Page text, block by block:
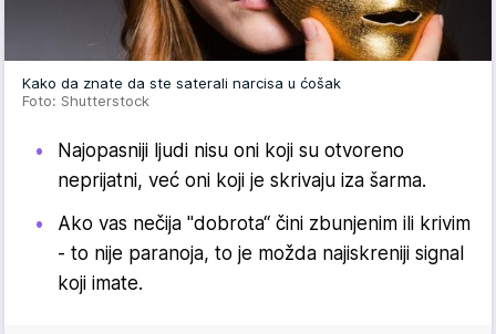
Kako da znate da ste saterali narcisa u ćošak
Foto: Shutterstock
Najopasniji ljudi nisu oni koji su otvoreno
neprijatni, već oni koji je skrivaju iza šarma.
Ako vas nečija "dobrota“ čini zbunjenim ili krivim
- to nije paranoja, to je možda najiskreniji signal
koji imate.